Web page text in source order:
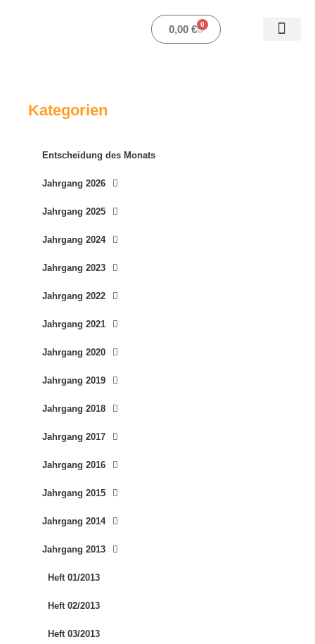
0,00 € 0
Warenkorb
Kategorien
Entscheidung des Monats
Jahrgang 2026
Jahrgang 2025
Jahrgang 2024
Jahrgang 2023
Jahrgang 2022
Jahrgang 2021
Jahrgang 2020
Jahrgang 2019
Jahrgang 2018
Jahrgang 2017
Jahrgang 2016
Jahrgang 2015
Jahrgang 2014
Jahrgang 2013
Heft 01/2013
Heft 02/2013
Heft 03/2013